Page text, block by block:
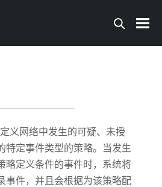
义网络中发生的可疑、未授
特定事件类型的策略。当发生
略定义条件的事件时，系统将
事件，并且会根据为该策略配